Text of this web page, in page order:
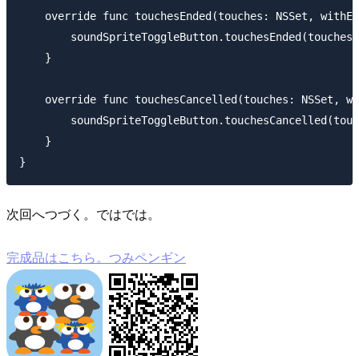
override func touchesEnded(touches: NSSet,
    }
override func touchesCancelled(touches: NSSet,
    }
次回へつづく。ではでは。
完成品はこちら。つみペンギン